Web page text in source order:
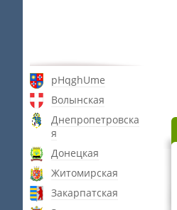
pHqghUme
Волынская
Днепропетровска
я
Донецкая
Житомирская
Закарпатская